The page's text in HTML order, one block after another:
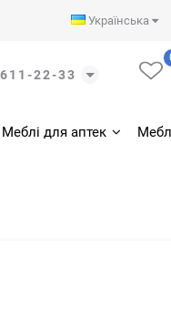
Українська
22-33
Меблі для аптек